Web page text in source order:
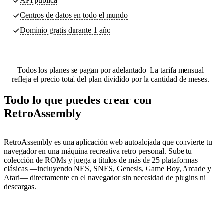
Centros de datos en todo el mundo
Dominio gratis durante 1 año
Todos los planes se pagan por adelantado. La tarifa mensual
refleja el precio total del plan dividido por la cantidad de meses.
Todo lo que puedes crear con
RetroAssembly
RetroAssembly es una aplicación web autoalojada que convierte tu
navegador en una máquina recreativa retro personal. Sube tu
colección de ROMs y juega a títulos de más de 25 plataformas
clásicas —incluyendo NES, SNES, Genesis, Game Boy, Arcade y
Atari— directamente en el navegador sin necesidad de plugins ni
descargas.